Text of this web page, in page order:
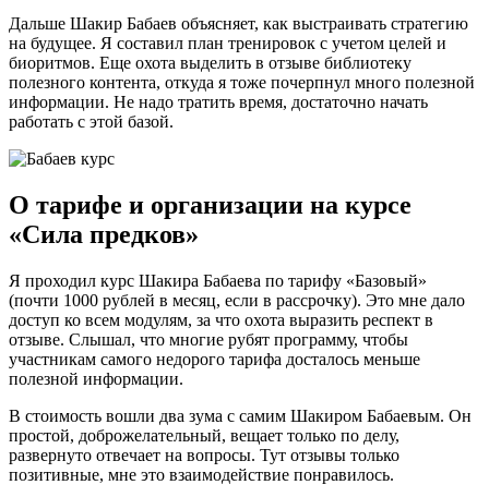
Дальше Шакир Бабаев объясняет, как выстраивать стратегию
на будущее. Я составил план тренировок с учетом целей и
биоритмов. Еще охота выделить в отзыве библиотеку
полезного контента, откуда я тоже почерпнул много полезной
информации. Не надо тратить время, достаточно начать
работать с этой базой.
О тарифе и организации на курсе
«Сила предков»
Я проходил курс Шакира Бабаева по тарифу «Базовый»
(почти 1000 рублей в месяц, если в рассрочку). Это мне дало
доступ ко всем модулям, за что охота выразить респект в
отзыве. Слышал, что многие рубят программу, чтобы
участникам самого недорого тарифа досталось меньше
полезной информации.
В стоимость вошли два зума с самим Шакиром Бабаевым. Он
простой, доброжелательный, вещает только по делу,
развернуто отвечает на вопросы. Тут отзывы только
позитивные, мне это взаимодействие понравилось.